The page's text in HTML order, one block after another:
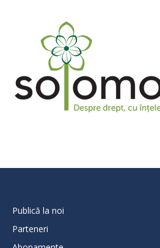
Publică la noi
Parteneri